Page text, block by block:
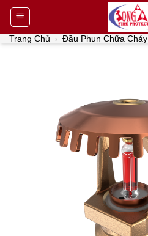
Skip
content
Trang Chủ › Đầu Phun Chữa Cháy